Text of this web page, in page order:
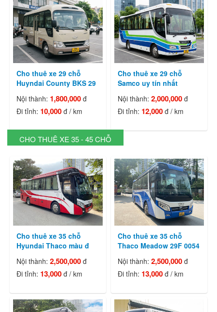
Cho thuê xe 29 chỗ
Huyndai County BKS 29
Nội thành: 1,800,000 đ
Đi tỉnh: 10,000 đ / km
Cho thuê xe 29 chỗ
Samco uy tín nhất
Nội thành:2,000,000 đ
Đi tỉnh: 12,000 đ / km
CHO THUÊ XE 35 - 45 CHỖ
Cho thuê xe 35 chỗ
Hyundai Thaco màu đ
Nội thành:2,500,000 đ
Đi tỉnh: 13,000 đ / km
Cho thuê xe 35 chỗ
Thaco Meadow 29F 0054
Nội thành:2,500,000 đ
Đi tỉnh: 13,000 đ / km